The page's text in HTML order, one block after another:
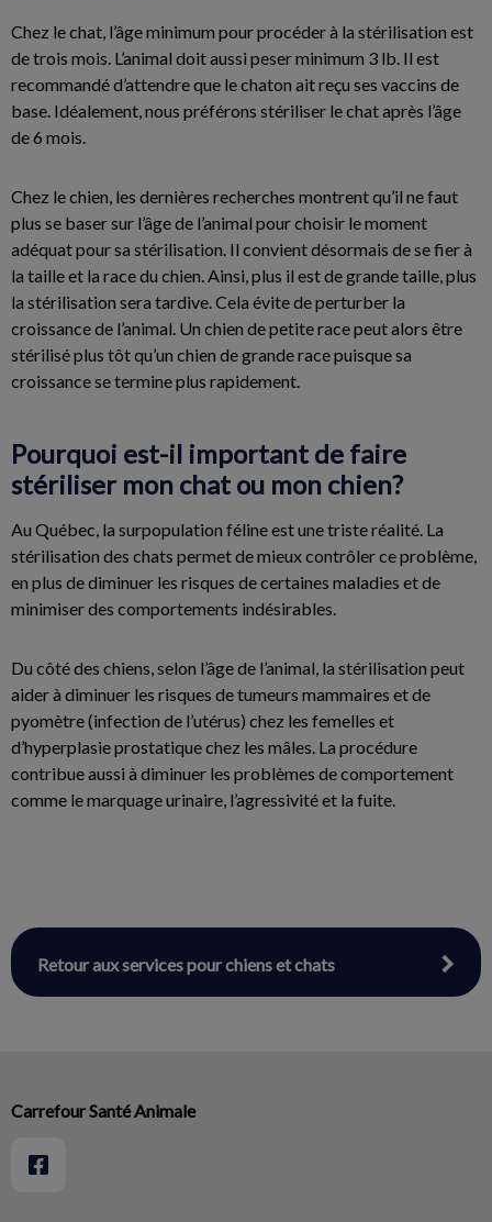
Chez le chat, l’âge minimum pour procéder à la stérilisation est
de trois mois. L’animal doit aussi peser minimum 3 lb. Il est
recommandé d’attendre que le chaton ait reçu ses vaccins de
base. Idéalement, nous préférons stériliser le chat après l’âge
de 6 mois.
Chez le chien, les dernières recherches montrent qu’il ne faut
plus se baser sur l’âge de l’animal pour choisir le moment
adéquat pour sa stérilisation. Il convient désormais de se fier à
la taille et la race du chien. Ainsi, plus il est de grande taille, plus
la stérilisation sera tardive. Cela évite de perturber la
croissance de l’animal. Un chien de petite race peut alors être
stérilisé plus tôt qu’un chien de grande race puisque sa
croissance se termine plus rapidement.
Pourquoi est-il important de faire
stériliser mon chat ou mon chien?
Au Québec, la surpopulation féline est une triste réalité. La
stérilisation des chats permet de mieux contrôler ce problème,
en plus de diminuer les risques de certaines maladies et de
minimiser des comportements indésirables.
Du côté des chiens, selon l’âge de l’animal, la stérilisation peut
aider à diminuer les risques de tumeurs mammaires et de
pyomètre (infection de l’utérus) chez les femelles et
d’hyperplasie prostatique chez les mâles. La procédure
contribue aussi à diminuer les problèmes de comportement
comme le marquage urinaire, l’agressivité et la fuite.
Retour aux services pour chiens et chats
Carrefour Santé Animale